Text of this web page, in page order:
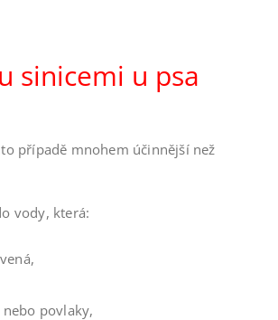
sinicemi u psa
případě mnohem účinnější než
vody, která:
povlaky,